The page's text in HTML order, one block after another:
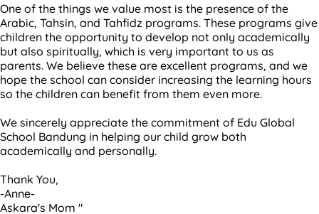
One of the things we value most is the presence of the
Arabic, Tahsin, and Tahfidz programs. These programs give
children the opportunity to develop not only academically
but also spiritually, which is very important to us as
parents. We believe these are excellent programs, and we
hope the school can consider increasing the learning hours
so the children can benefit from them even more.
We sincerely appreciate the commitment of Edu Global
School Bandung in helping our child grow both
academically and personally.
Thank You,
-Anne-
Askara's Mom "